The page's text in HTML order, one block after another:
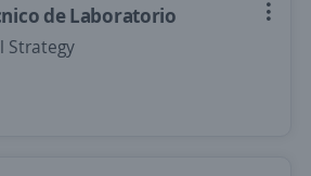
de Laboratorio
Strategy